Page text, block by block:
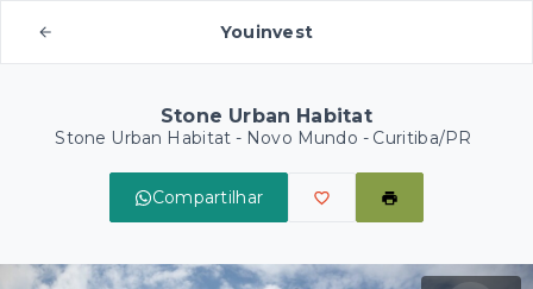
Youinvest
Stone Urban Habitat
Stone Urban Habitat - Novo Mundo - Curitiba/PR
Compartilhar